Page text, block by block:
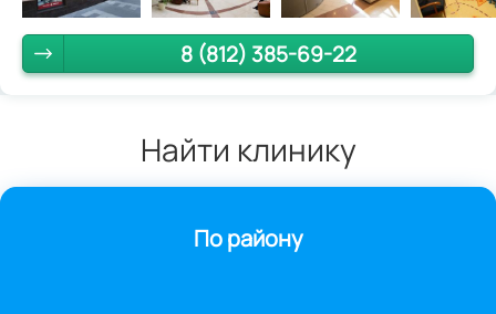
8 (812) 385-69-22
Найти клинику
По району